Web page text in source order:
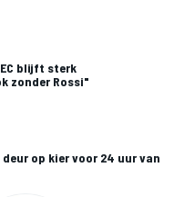
blijft sterk
zonder Rossi"
op kier voor 24 uur van